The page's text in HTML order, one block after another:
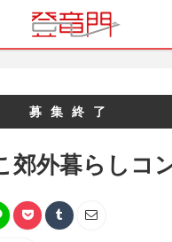
募集終了
郊外暮らしコ